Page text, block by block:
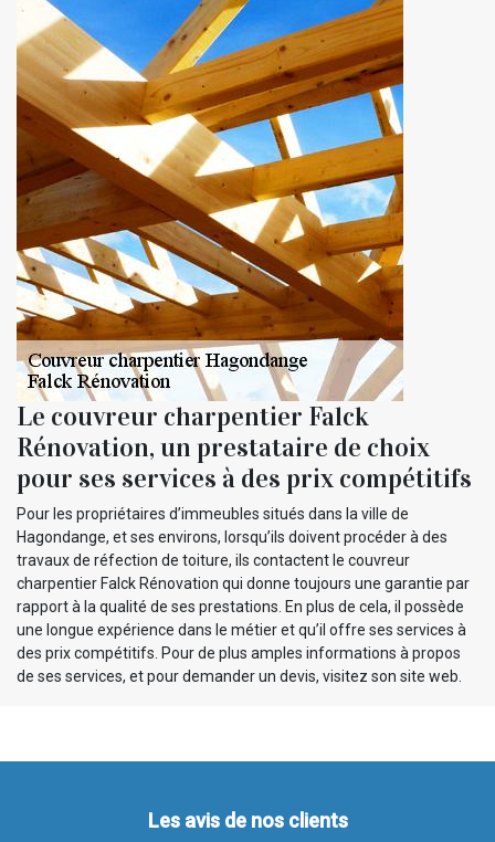
Le couvreur charpentier Falck
Rénovation, un prestataire de choix
pour ses services à des prix compétitifs
Pour les propriétaires d’immeubles situés dans la ville de
Hagondange, et ses environs, lorsqu’ils doivent procéder à des
travaux de réfection de toiture, ils contactent le couvreur
charpentier Falck Rénovation qui donne toujours une garantie par
rapport à la qualité de ses prestations. En plus de cela, il possède
une longue expérience dans le métier et qu’il offre ses services à
des prix compétitifs. Pour de plus amples informations à propos
de ses services, et pour demander un devis, visitez son site web.
Les avis de nos clients